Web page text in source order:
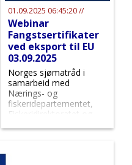
01.09.2025 06:45:20 //
Webinar
Fangstsertifikater
ved eksport til EU
03.09.2025
Norges sjømatråd i
samarbeid med
Nærings- og
fiskeridepartementet,
Fiskeridirektoratet og